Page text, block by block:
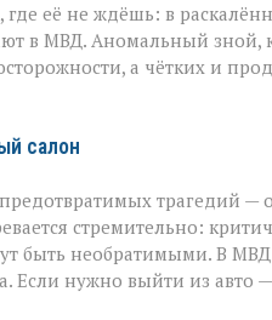
не
прощает
легкомыслия»:
МВД — о
уберечь
себя
близких
где её не ждёшь: в
в МВД. Аномальный зной,
а чётких и
салон
трагедий —
стремительно:
быть необратимыми. В
Если нужно выйти из авто